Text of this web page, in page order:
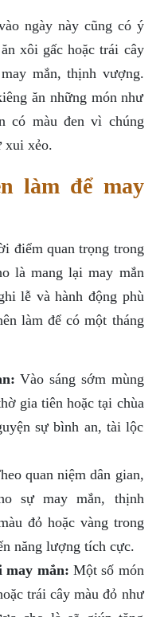
ngày này cũng có ý
xôi gấc hoặc trái cây
mắn, thịnh vượng.
ăn những món như
có màu đen vì chúng
xui xẻo.
làm để may
điểm quan trọng trong
là mang lại may mắn
lễ và hành động phù
làm để có một tháng
Vào sáng sớm mùng
gia tiên hoặc tại chùa
sự bình an, tài lộc
quan niệm dân gian,
sự may mắn, thịnh
đỏ hoặc vàng trong
năng lượng tích cực.
may mắn: Một số món
trái cây màu đỏ như